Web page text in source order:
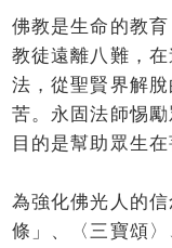
佛教是生命的教
教徒遠離八難，
法，從聖賢界解
苦。永固法師惕
目的是幫助眾生
為強化佛光人的
條」、〈三寶頌